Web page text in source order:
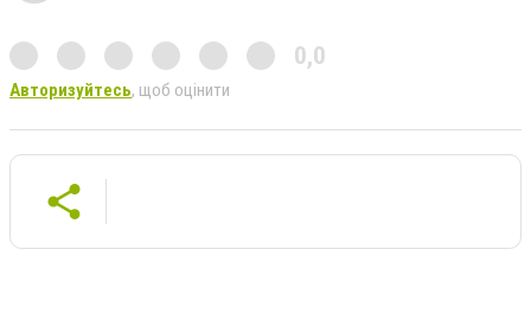
0,0
Авторизуйтесь, щоб оцінити